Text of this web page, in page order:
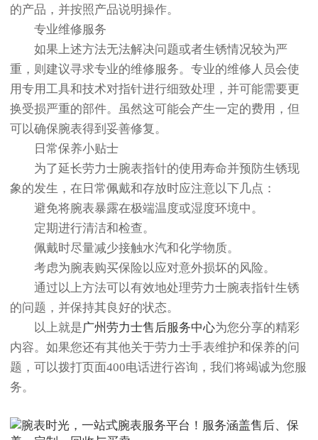
的产品，并按照产品说明操作。
专业维修服务
如果上述方法无法解决问题或者生锈情况较为严
重，则建议寻求专业的维修服务。专业的维修人员会使
用专用工具和技术对指针进行细致处理，并可能需要更
换受损严重的部件。虽然这可能会产生一定的费用，但
可以确保腕表得到妥善修复。
日常保养小贴士
为了延长劳力士腕表指针的使用寿命并预防生锈现
象的发生，在日常佩戴和存放时应注意以下几点：
避免将腕表暴露在极端温度或湿度环境中。
定期进行清洁和检查。
佩戴时尽量减少接触水汽和化学物质。
考虑为腕表购买保险以应对意外损坏的风险。
通过以上方法可以有效地处理劳力士腕表指针生锈
的问题，并保持其良好的状态。
以上就是广州劳力士售后服务中心为您分享的精彩
内容。如果您还有其他关于劳力士手表维护和保养的问
题，可以拨打页面400电话进行咨询，我们将竭诚为您服
务。